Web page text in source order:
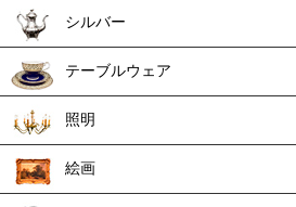
シルバー
テーブルウェア
照明
絵画